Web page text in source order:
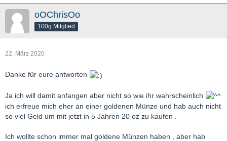
oOChrisOo
100g Mitglied
22. März 2020
Danke für eure antworten
Ja ich will damit anfangen aber nicht so wie ihr wahrscheinlich
ich erfreue mich eher an einer goldenen Münze und hab auch nicht
so viel Geld um mit jetzt in 5 Jahren 20 oz zu kaufen .
Ich wollte schon immer mal goldene Münzen haben , aber hab